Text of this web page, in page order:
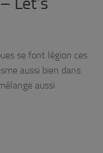
se font légion ces
aussi bien dans
aussi